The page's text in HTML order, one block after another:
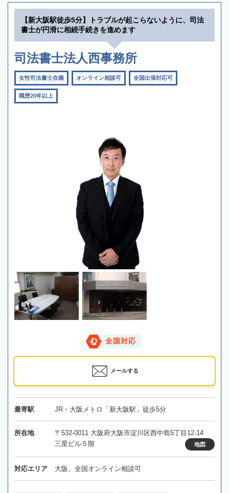
【新大阪駅徒歩5分】トラブルが起こらないように、司法
書士が円滑に相続手続きを進めます
司法書士法人西事務所
女性司法書士在籍 オンライン相談可 全国出張対応可
職歴20年以上
全国対応
メールする
最寄駅 JR・大阪メトロ「新大阪駅」徒歩5分
所在地
〒532-0011 大阪府大阪市淀川区西中島5丁目12-14
三星ビル５階
地図
対応エリア 大阪、全国オンライン相談可